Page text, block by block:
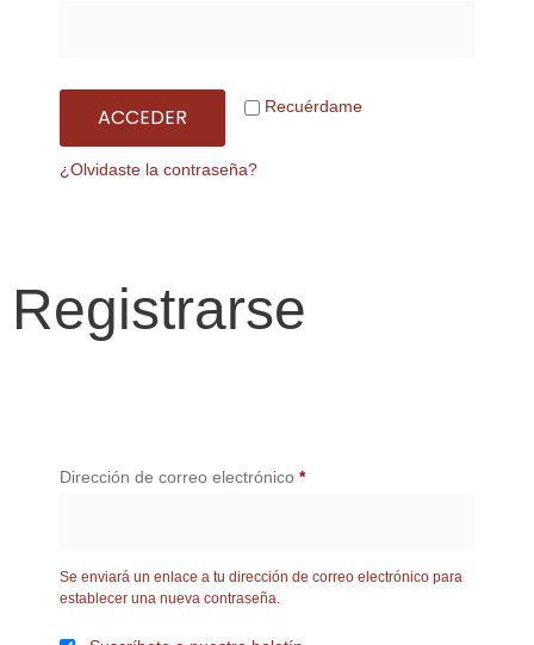
Recuérdame
ACCEDER
¿Olvidaste la contraseña?
Registrarse
Dirección de correo electrónico *
Se enviará un enlace a tu dirección de correo electrónico para
establecer una nueva contraseña.